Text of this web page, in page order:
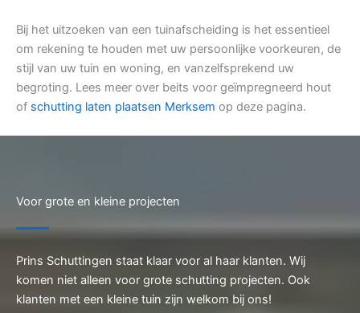
Bij het uitzoeken van een tuinafscheiding is het essentieel
om rekening te houden met uw persoonlijke voorkeuren, de
stijl van uw tuin en woning, en vanzelfsprekend uw
begroting. Lees meer over beits voor geïmpregneerd hout
of schutting laten plaatsen Merksem op deze pagina.
Voor grote en kleine projecten
Prins Schuttingen staat klaar voor al haar klanten. Wij
komen niet alleen voor grote schutting projecten. Ook
klanten met een kleine tuin zijn welkom bij ons!